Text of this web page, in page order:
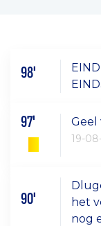
98'
97' Geel
19-
90'
het
nog